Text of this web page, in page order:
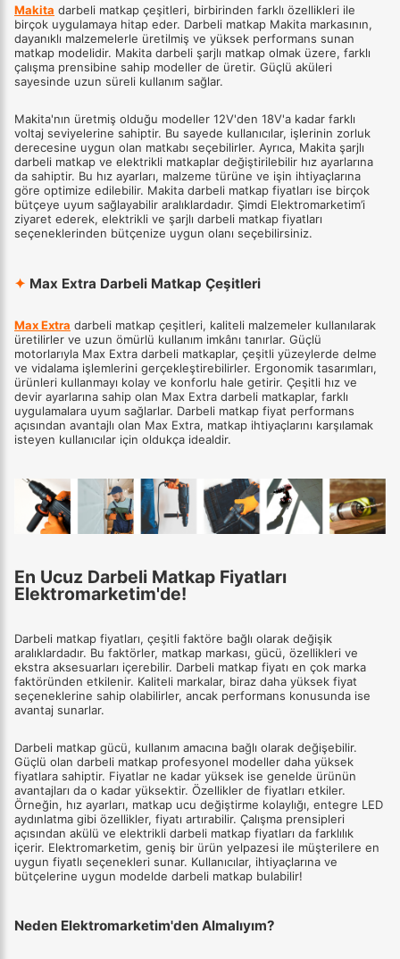
Makita darbeli matkap çeşitleri, birbirinden farklı özellikleri ile
birçok uygulamaya hitap eder. Darbeli matkap Makita markasının,
dayanıklı malzemelerle üretilmiş ve yüksek performans sunan
matkap modelidir. Makita darbeli şarjlı matkap olmak üzere, farklı
çalışma prensibine sahip modeller de üretir. Güçlü aküleri
sayesinde uzun süreli kullanım sağlar.
Makita'nın üretmiş olduğu modeller 12V'den 18V'a kadar farklı
voltaj seviyelerine sahiptir. Bu sayede kullanıcılar, işlerinin zorluk
derecesine uygun olan matkabı seçebilirler. Ayrıca, Makita şarjlı
darbeli matkap ve elektrikli matkaplar değiştirilebilir hız ayarlarına
da sahiptir. Bu hız ayarları, malzeme türüne ve işin ihtiyaçlarına
göre optimize edilebilir. Makita darbeli matkap fiyatları ise birçok
bütçeye uyum sağlayabilir aralıklardadır. Şimdi Elektromarketim’i
ziyaret ederek, elektrikli ve şarjlı darbeli matkap fiyatları
seçeneklerinden bütçenize uygun olanı seçebilirsiniz.
✦ Max Extra Darbeli Matkap Çeşitleri
Max Extra darbeli matkap çeşitleri, kaliteli malzemeler kullanılarak
üretilirler ve uzun ömürlü kullanım imkânı tanırlar. Güçlü
motorlarıyla Max Extra darbeli matkaplar, çeşitli yüzeylerde delme
ve vidalama işlemlerini gerçekleştirebilirler. Ergonomik tasarımları,
ürünleri kullanmayı kolay ve konforlu hale getirir. Çeşitli hız ve
devir ayarlarına sahip olan Max Extra darbeli matkaplar, farklı
uygulamalara uyum sağlarlar. Darbeli matkap fiyat performans
açısından avantajlı olan Max Extra, matkap ihtiyaçlarını karşılamak
isteyen kullanıcılar için oldukça idealdir.
En Ucuz Darbeli Matkap Fiyatları
Elektromarketim'de!
Darbeli matkap fiyatları, çeşitli faktöre bağlı olarak değişik
aralıklardadır. Bu faktörler, matkap markası, gücü, özellikleri ve
ekstra aksesuarları içerebilir. Darbeli matkap fiyatı en çok marka
faktöründen etkilenir. Kaliteli markalar, biraz daha yüksek fiyat
seçeneklerine sahip olabilirler, ancak performans konusunda ise
avantaj sunarlar.
Darbeli matkap gücü, kullanım amacına bağlı olarak değişebilir.
Güçlü olan darbeli matkap profesyonel modeller daha yüksek
fiyatlara sahiptir. Fiyatlar ne kadar yüksek ise genelde ürünün
avantajları da o kadar yüksektir. Özellikler de fiyatları etkiler.
Örneğin, hız ayarları, matkap ucu değiştirme kolaylığı, entegre LED
aydınlatma gibi özellikler, fiyatı artırabilir. Çalışma prensipleri
açısından akülü ve elektrikli darbeli matkap fiyatları da farklılık
içerir. Elektromarketim, geniş bir ürün yelpazesi ile müşterilere en
uygun fiyatlı seçenekleri sunar. Kullanıcılar, ihtiyaçlarına ve
bütçelerine uygun modelde darbeli matkap bulabilir!
Neden Elektromarketim'den Almalıyım?